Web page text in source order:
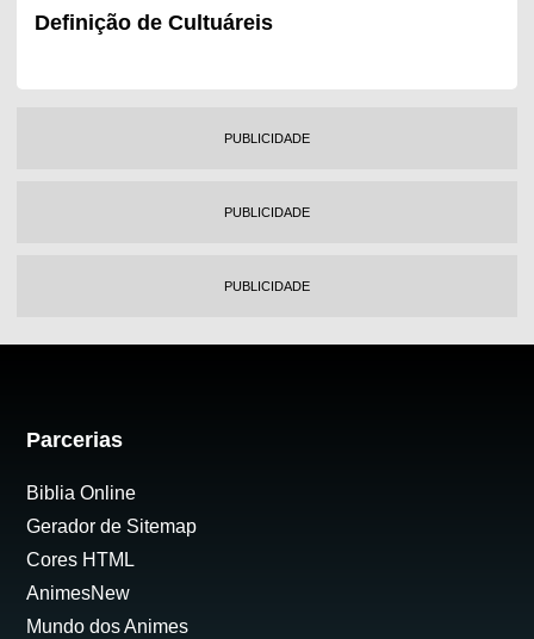
Definição de Cultuáreis
PUBLICIDADE
PUBLICIDADE
PUBLICIDADE
Parcerias
Biblia Online
Gerador de Sitemap
Cores HTML
AnimesNew
Mundo dos Animes